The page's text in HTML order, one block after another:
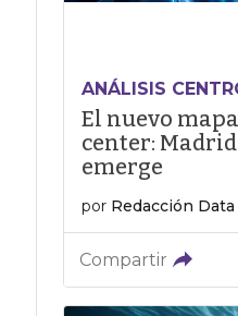
ANÁLISIS
El nuevo
center:
emerge
por Redacción
Compartir